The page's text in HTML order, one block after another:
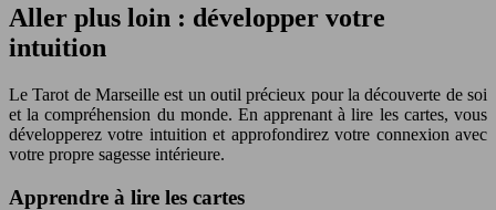
Aller plus loin : développer votre
intuition
Le Tarot de Marseille est un outil précieux pour la découverte de soi
et la compréhension du monde. En apprenant à lire les cartes, vous
développerez votre intuition et approfondirez votre connexion avec
votre propre sagesse intérieure.
Apprendre à lire les cartes